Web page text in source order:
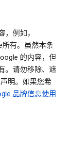
，例如，
所有。虽然本条
的内容，但
。请勿移除、遮
明。如果您希
品牌信息使用